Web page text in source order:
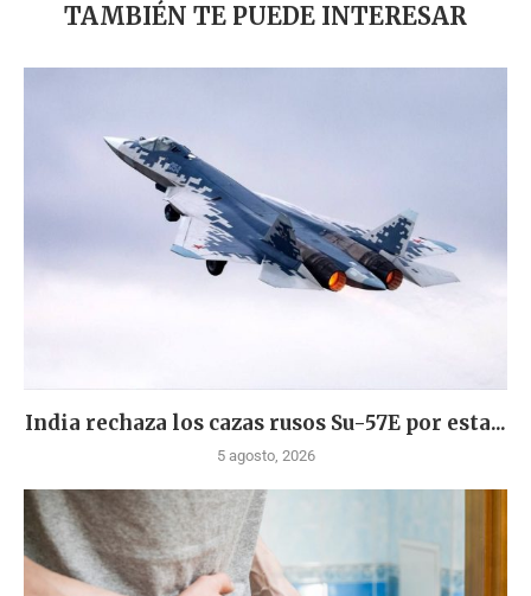
TAMBIÉN TE PUEDE INTERESAR
India rechaza los cazas rusos Su-57E por esta...
5 agosto, 2026